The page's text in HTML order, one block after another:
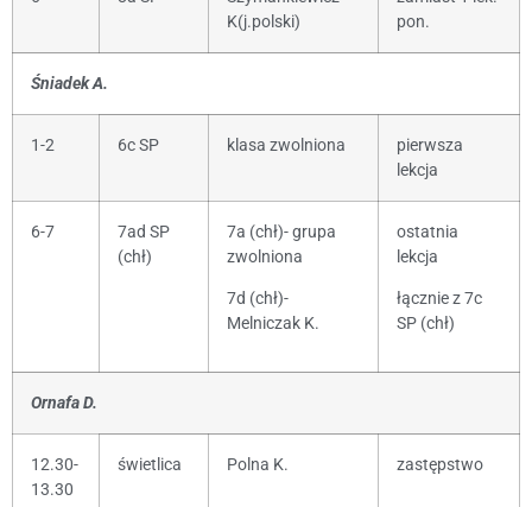
K(j.polski)
pon.
Śniadek A.
1-2 6c SP klasa zwolniona
pierwsza
lekcja
6-7
7ad SP
(chł)
7a (chł)- grupa
zwolniona
7d (chł)-
Melniczak K.
ostatnia
lekcja
łącznie z 7c
SP (chł)
Ornafa D.
12.30-
13.30
świetlica Polna K. zastępstwo